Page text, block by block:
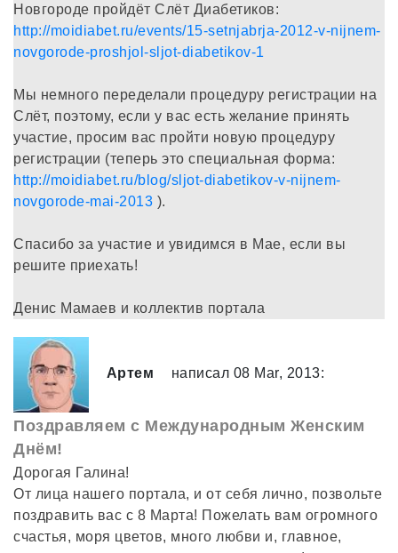
Новгороде пройдёт Слёт Диабетиков:
http://moidiabet.ru/events/15-setnjabrja-2012-v-nijnem-
novgorode-proshjol-sljot-diabetikov-1
Мы немного переделали процедуру регистрации на
Слёт, поэтому, если у вас есть желание принять
участие, просим вас пройти новую процедуру
регистрации (теперь это специальная форма:
http://moidiabet.ru/blog/sljot-diabetikov-v-nijnem-
novgorode-mai-2013 ).
Спасибо за участие и увидимся в Мае, если вы
решите приехать!
Денис Мамаев и коллектив портала
Артем написал 08 Mar, 2013:
Поздравляем с Международным Женским
Днём!
Дорогая Галина!
От лица нашего портала, и от себя лично, позвольте
поздравить вас с 8 Марта! Пожелать вам огромного
счастья, моря цветов, много любви и, главное,